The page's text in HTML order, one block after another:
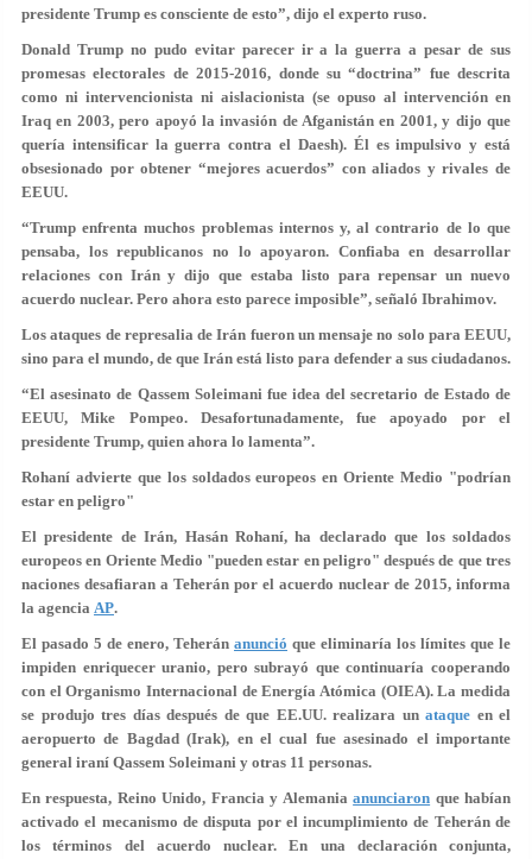
presidente Trump es consciente de esto”, dijo el experto ruso.
Donald Trump no pudo evitar parecer ir a la guerra a pesar de sus
promesas electorales de 2015-2016, donde su “doctrina” fue descrita
como ni intervencionista ni aislacionista (se opuso al intervención en
Iraq en 2003, pero apoyó la invasión de Afganistán en 2001, y dijo que
quería intensificar la guerra contra el Daesh). Él es impulsivo y está
obsesionado por obtener “mejores acuerdos” con aliados y rivales de
EEUU.
“Trump enfrenta muchos problemas internos y, al contrario de lo que
pensaba, los republicanos no lo apoyaron. Confiaba en desarrollar
relaciones con Irán y dijo que estaba listo para repensar un nuevo
acuerdo nuclear. Pero ahora esto parece imposible”, señaló Ibrahimov.
Los ataques de represalia de Irán fueron un mensaje no solo para EEUU,
sino para el mundo, de que Irán está listo para defender a sus ciudadanos.
“El asesinato de Qassem Soleimani fue idea del secretario de Estado de
EEUU, Mike Pompeo. Desafortunadamente, fue apoyado por el
presidente Trump, quien ahora lo lamenta”.
Rohaní advierte que los soldados europeos en Oriente Medio "podrían
estar en peligro"
El presidente de Irán, Hasán Rohaní, ha declarado que los soldados
europeos en Oriente Medio "pueden estar en peligro" después de que tres
naciones desafiaran a Teherán por el acuerdo nuclear de 2015, informa
la agencia AP.
El pasado 5 de enero, Teherán anunció que eliminaría los límites que le
impiden enriquecer uranio, pero subrayó que continuaría cooperando
con el Organismo Internacional de Energía Atómica (OIEA). La medida
se produjo tres días después de que EE.UU. realizara un ataque en el
aeropuerto de Bagdad (Irak), en el cual fue asesinado el importante
general iraní Qassem Soleimani y otras 11 personas.
En respuesta, Reino Unido, Francia y Alemaniaanunciaron que habían
activado el mecanismo de disputa por el incumplimiento de Teherán de
los términos del acuerdo nuclear. En una declaración conjunta,